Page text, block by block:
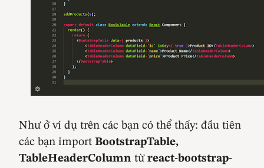
Như ở ví dụ trên các bạn có thể thấy: đầu tiên
các bạn import BootstrapTable,
TableHeaderColumn từ react-bootstrap-